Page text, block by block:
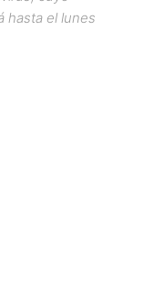
hasta el lunes